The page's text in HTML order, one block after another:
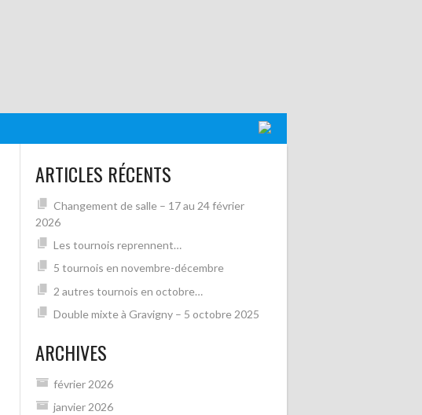
ARTICLES RÉCENTS
Changement de salle – 17 au 24 février
2026
Les tournois reprennent…
5 tournois en novembre-décembre
2 autres tournois en octobre…
Double mixte à Gravigny – 5 octobre 2025
ARCHIVES
février 2026
janvier 2026